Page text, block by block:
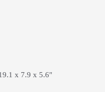
x 7.9 x 5.6"